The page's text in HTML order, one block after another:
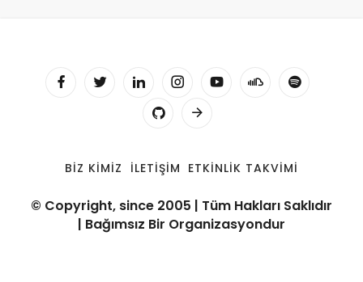
BIZ KIMIZ İLETIŞIM ETKINLIK TAKVIMI
© Copyright, since 2005 | Tüm Hakları Saklıdır
| Bağımsız Bir Organizasyondur